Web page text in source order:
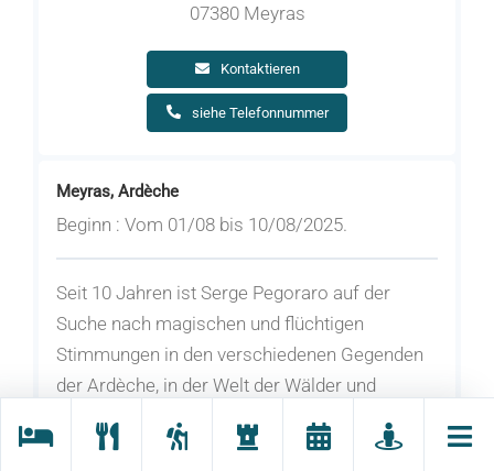
07380 Meyras
Kontaktieren
siehe Telefonnummer
Meyras, Ardèche
Beginn : Vom 01/08 bis 10/08/2025.
Seit 10 Jahren ist Serge Pegoraro auf der
Suche nach magischen und flüchtigen
Stimmungen in den verschiedenen Gegenden
der Ardèche, in der Welt der Wälder und
Momente mit einer poetischen, intimen und